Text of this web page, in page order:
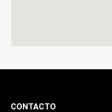
CONTACTO